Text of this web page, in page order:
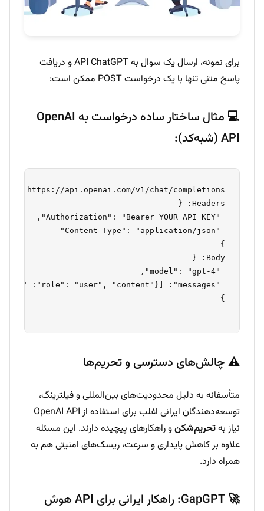
برای نمونه، ارسال یک سوال به API ChatGPT و دریافت
پاسخ متنی تنها با یک درخواست POST ممکن است:
💻 مثال ساختار ساده درخواست به OpenAI
API (شبه‌کد):
⚠️ چالش‌های دسترسی و تحریم‌ها
متأسفانه به دلیل محدودیت‌های بین‌المللی و فیلترینگ،
توسعه‌دهندگان ایرانی اغلب برای استفاده از OpenAI API
نیاز بهتحریم‌شکنو راهکارهای پیچیده دارند. این مسئله
علاوه بر کاهش پایداری و سرعت، ریسک‌های امنیتی هم به
همراه دارد.
🚀 GapGPT: راهکار ایرانی برای API هوش